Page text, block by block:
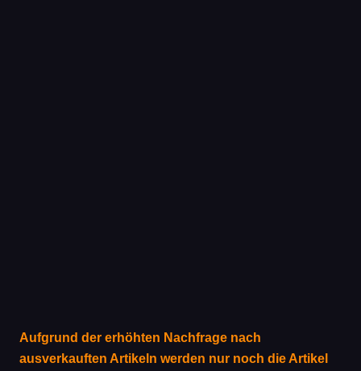
Aufgrund der erhöhten Nachfrage nach
ausverkauften Artikeln werden nur noch die Artikel